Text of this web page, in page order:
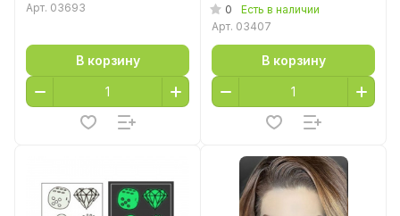
Арт. 03693
В корзину
0
Есть в наличии
Арт. 03407
В корзину